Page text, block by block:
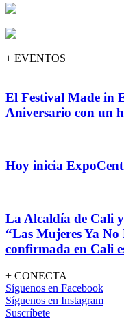
+ EVENTOS
El Festival Made in
Aniversario con un
Hoy inicia
La Alcaldía de Cali
“Las Mujeres Ya
confirmada en Cali
+ CONECTA
Síguenos en Facebook
Síguenos en Instagram
Suscríbete